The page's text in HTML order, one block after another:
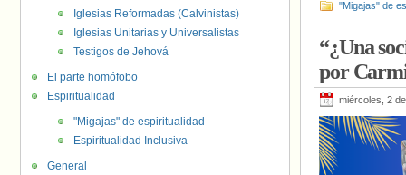
"Migajas" de
“¿Una
por
miércoles, 2
Iglesias Reformadas (Calvinistas)
Iglesias Unitarias y Universalistas
Testigos de Jehová
El parte homófobo
Espiritualidad
"Migajas" de espiritualidad
Espiritualidad Inclusiva
General